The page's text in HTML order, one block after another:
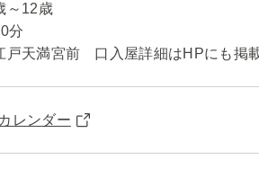
～12歳
分
戸天満宮前 口入屋詳細はHPにも掲
レンダー